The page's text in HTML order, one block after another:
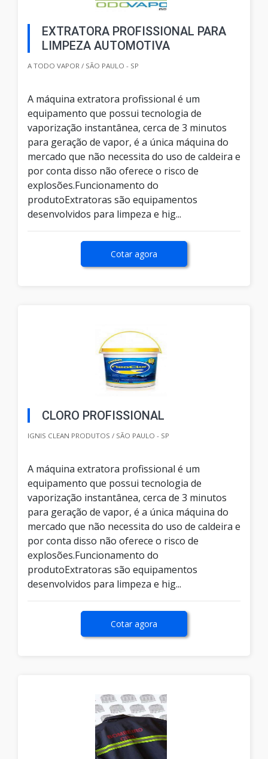
EXTRATORA PROFISSIONAL PARA
LIMPEZA AUTOMOTIVA
A TODO VAPOR / SÃO PAULO - SP
A máquina extratora profissional é um
equipamento que possui tecnologia de
vaporização instantânea, cerca de 3 minutos
para geração de vapor, é a única máquina do
mercado que não necessita do uso de caldeira e
por conta disso não oferece o risco de
explosões.Funcionamento do
produtoExtratoras são equipamentos
desenvolvidos para limpeza e hig...
Cotar agora
CLORO PROFISSIONAL
IGNIS CLEAN PRODUTOS / SÃO PAULO - SP
A máquina extratora profissional é um
equipamento que possui tecnologia de
vaporização instantânea, cerca de 3 minutos
para geração de vapor, é a única máquina do
mercado que não necessita do uso de caldeira e
por conta disso não oferece o risco de
explosões.Funcionamento do
produtoExtratoras são equipamentos
desenvolvidos para limpeza e hig...
Cotar agora